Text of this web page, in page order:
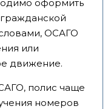
оформить
ОСАГО
или
движение.
полис чаще
номеров